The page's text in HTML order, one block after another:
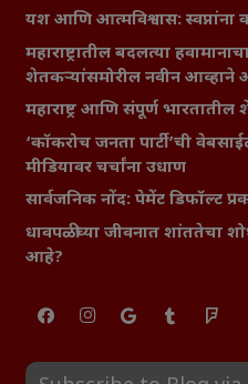
यश आणि आत्मविश्वास: स्वप्नांना
महाराष्ट्रातील बदलत्या
शेतकऱ्यांसमोरील नवीन आव्हाने
महाराष्ट्र आणि संपूर्ण भारतातील
‘कॉकरोच जनता पार्टी’ची
मीडियावर चर्चांना उधाण
सार्वजनिक नोंद: पेमेंट डिफॉल्ट
धावपळीच्या जीवनात
आहे?